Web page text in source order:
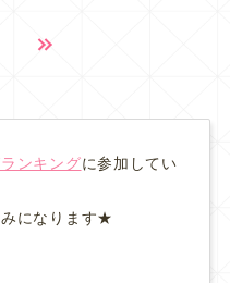
ンキングに参加してい
みになります★